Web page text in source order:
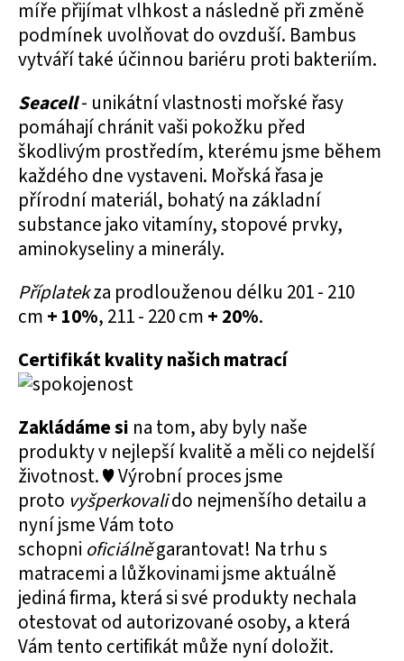
míře přijímat vlhkost a následně při změně
podmínek uvolňovat do ovzduší. Bambus
vytváří také účinnou bariéru proti bakteriím.
Seacell- unikátní vlastnosti mořské řasy
pomáhají chránit vaši pokožku před
škodlivým prostředím, kterému jsme během
každého dne vystaveni. Mořská řasa je
přírodní materiál, bohatý na základní
substance jako vitamíny, stopové prvky,
aminokyseliny a minerály.
Příplatekza prodlouženou délku 201 - 210
cm + 10%, 211 - 220 cm + 20%.
Certifikát kvality našich matrací
Zakládáme si na tom, aby byly naše
produkty v nejlepší kvalitě a měli co nejdelší
životnost. ♥ Výrobní proces jsme
proto vyšperkovalido nejmenšího detailu a
nyní jsme Vám toto
schopni oficiálněgarantovat! Na trhu s
matracemi a lůžkovinami jsme aktuálně
jediná firma, která si své produkty nechala
otestovat od autorizované osoby, a která
Vám tento certifikát může nyní doložit.